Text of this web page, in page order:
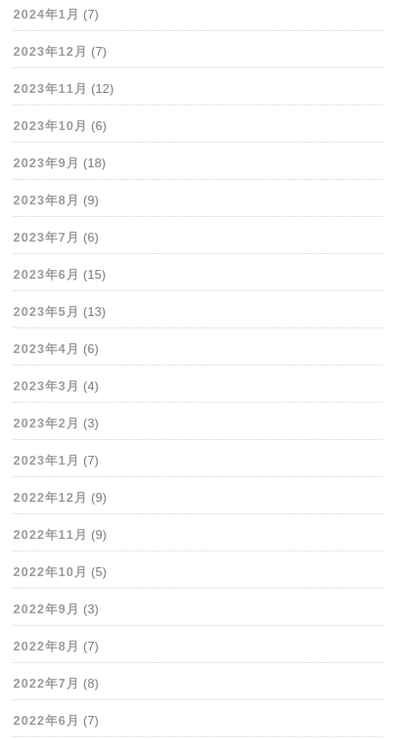
2024年1月 (7)
2023年12月 (7)
2023年11月 (12)
2023年10月 (6)
2023年9月 (18)
2023年8月 (9)
2023年7月 (6)
2023年6月 (15)
2023年5月 (13)
2023年4月 (6)
2023年3月 (4)
2023年2月 (3)
2023年1月 (7)
2022年12月 (9)
2022年11月 (9)
2022年10月 (5)
2022年9月 (3)
2022年8月 (7)
2022年7月 (8)
2022年6月 (7)